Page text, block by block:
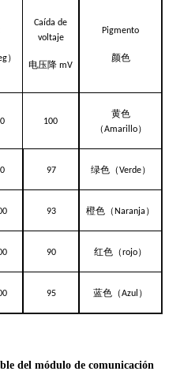
）
Caída de
voltaje
电压降 mV
Pigmento
颜色
100
黄色
（Amarillo）
97 绿色（Verde）
93 橙色（ Naranja ）
90 红色（rojo）
95 蓝色（Azul ）
del módulo de comunicación